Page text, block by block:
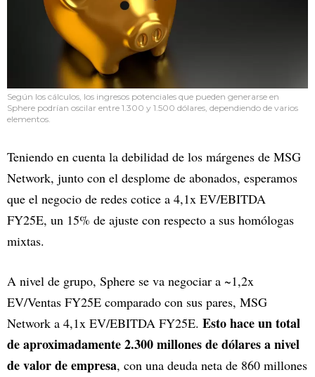
Según los cálculos, los ingresos potenciales que pueden generarse en
Sphere podrían oscilar entre 1.300 y 1.500 dólares, dependiendo de varios
elementos.
Teniendo en cuenta la debilidad de los márgenes de MSG
Network, junto con el desplome de abonados, esperamos
que el negocio de redes cotice a 4,1x EV/EBITDA
FY25E, un 15% de ajuste con respecto a sus homólogas
mixtas.
A nivel de grupo, Sphere se va negociar a ~1,2x
EV/Ventas FY25E comparado con sus pares, MSG
Network a 4,1x EV/EBITDA FY25E. Esto hace un total
de aproximadamente 2.300 millones de dólares a nivel
de valor de empresa, con una deuda neta de 860 millones